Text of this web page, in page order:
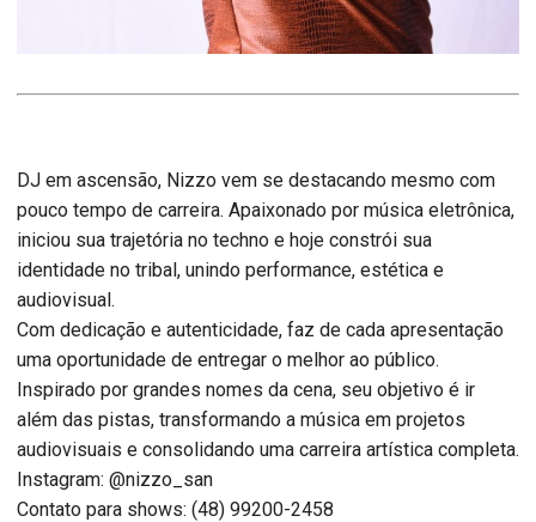
DJ em ascensão, Nizzo vem se destacando mesmo com
pouco tempo de carreira. Apaixonado por música eletrônica,
iniciou sua trajetória no techno e hoje constrói sua
identidade no tribal, unindo performance, estética e
audiovisual.
Com dedicação e autenticidade, faz de cada apresentação
uma oportunidade de entregar o melhor ao público.
Inspirado por grandes nomes da cena, seu objetivo é ir
além das pistas, transformando a música em projetos
audiovisuais e consolidando uma carreira artística completa.
Instagram: @nizzo_san
Contato para shows: (48) 99200-2458